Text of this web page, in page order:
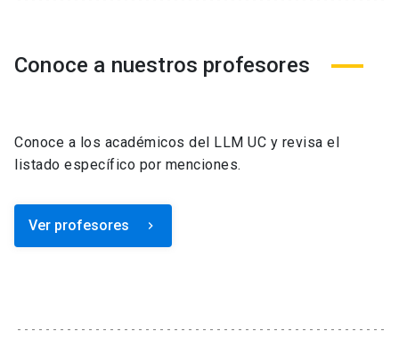
Conoce a nuestros profesores
Conoce a los académicos del LLM UC y revisa el
listado específico por menciones.
Ver profesores keyboard_arrow_right